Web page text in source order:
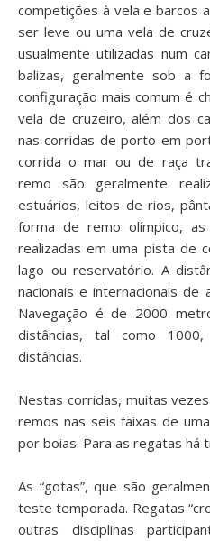
competições à vela e barcos
ser leve ou uma vela de
usualmente utilizadas num
balizas, geralmente sob a
configuração mais comum é
vela de cruzeiro, além dos
nas corridas de porto em
corrida o mar ou de raça
remo são geralmente
estuários, leitos de rios,
forma de remo olímpico,
realizadas em uma pista de
lago ou reservatório. A
nacionais e internacionais de
Navegação é de 2000
distâncias, tal como
distâncias.
Nestas corridas, muitas
remos nas seis faixas de
por boias. Para as regatas há
As “gotas”, que são
teste temporada. Regatas
outras disciplinas